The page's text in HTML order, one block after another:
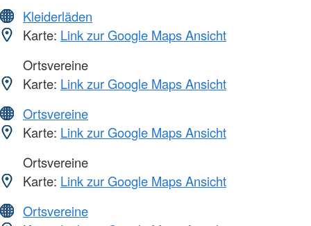
Kleiderläden
Karte: Link zur Google Maps Ansicht
Ortsvereine
Karte: Link zur Google Maps Ansicht
Ortsvereine
Karte: Link zur Google Maps Ansicht
Ortsvereine
Karte: Link zur Google Maps Ansicht
Ortsvereine